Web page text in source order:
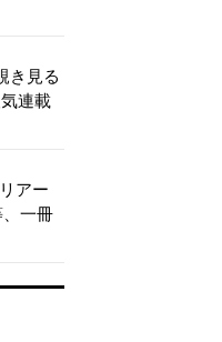
き見る
連載
アー
一冊